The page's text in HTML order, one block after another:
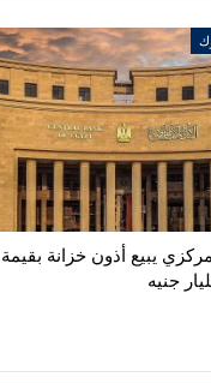
يبيع أذون خزانة بقيمة